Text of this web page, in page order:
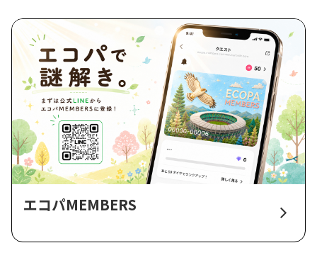
エコパMEMBERS